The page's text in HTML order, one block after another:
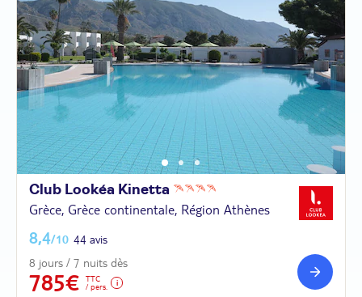
Club Lookéa Kinetta
Grèce, Grèce continentale, Région Athènes
8,4/10 44 avis
8 jours / 7 nuits dès
785€
TTC
/ pers.